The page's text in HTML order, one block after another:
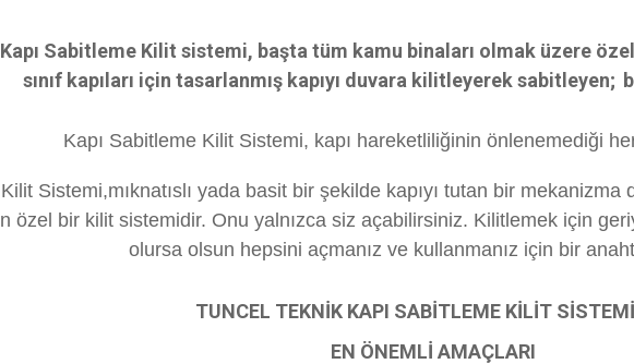
Kapı Sabitleme Kilit sistemi, başta tüm kamu binaları olmak üzere
sınıf kapıları için tasarlanmış kapıyı duvara kilitleyerek sabitleyen;
Kapı Sabitleme Kilit Sistemi, kapı hareketliliğinin önlenemediği
Sistemi,mıknatıslı yada basit bir şekilde kapıyı tutan bir
özel bir kilit sistemidir. Onu yalnızca siz açabilirsiniz. Kilitlemek için
olursa olsun hepsini açmanız ve kullanmanız için bir
TUNCEL TEKNİK KAPI SABİTLEME KİLİT
EN ÖNEMLİ AMAÇLARI